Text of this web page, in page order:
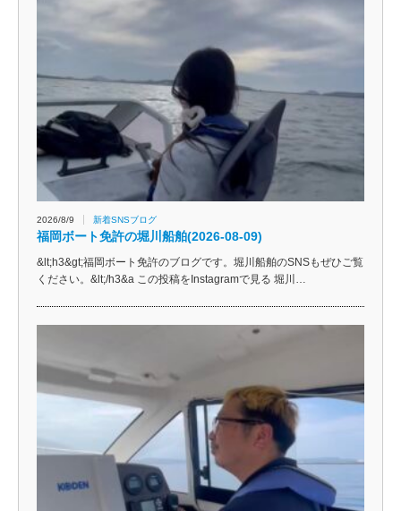
2026/8/9 新着SNSブログ
福岡ボート免許の堀川船舶(2026-08-09)
&lt;h3&gt;福岡ボート免許のブログです。堀川船舶のSNSもぜひご覧
ください。&lt;/h3&a この投稿をInstagramで見る 堀川…